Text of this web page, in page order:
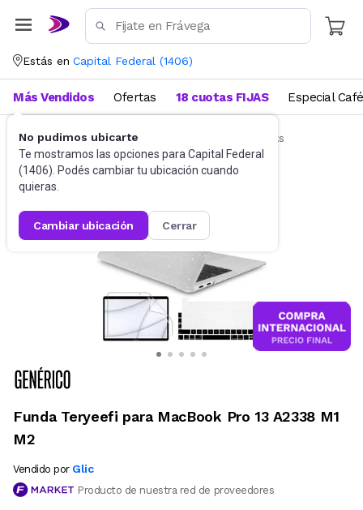
Estás en Capital Federal (1406)
No pudimos ubicarte
Te mostramos las opciones para Capital Federal
(1406). Podés cambiar tu ubicación cuando
quieras.
cambiar ubicación cerrar
Más Vendidos Ofertas 18 cuotas FIJAS Especial Café
Accesorios de Informática Funda Notebooks
Funda Teryeefi para MacBook Pro 13 A2338 M1
M2
Vendido por Glic
Producto de nuestra red de proveedores